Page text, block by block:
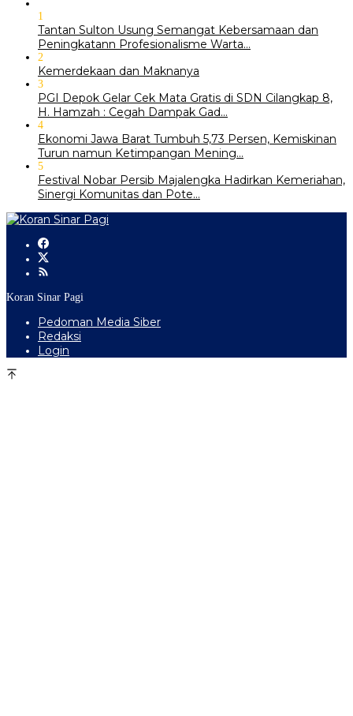
1
‎Tantan Sulton Usung Semangat Kebersamaan dan
Peningkatann Profesionalisme Warta…
2
Kemerdekaan dan Maknanya
3
PGI Depok Gelar Cek Mata Gratis di SDN Cilangkap 8,
H. Hamzah : Cegah Dampak Gad…
4
Ekonomi Jawa Barat Tumbuh 5,73 Persen, Kemiskinan
Turun namun Ketimpangan Mening…
5
Festival Nobar Persib Majalengka Hadirkan Kemeriahan,
Sinergi Komunitas dan Pote…
Koran Sinar Pagi
Pedoman Media Siber
Redaksi
Login